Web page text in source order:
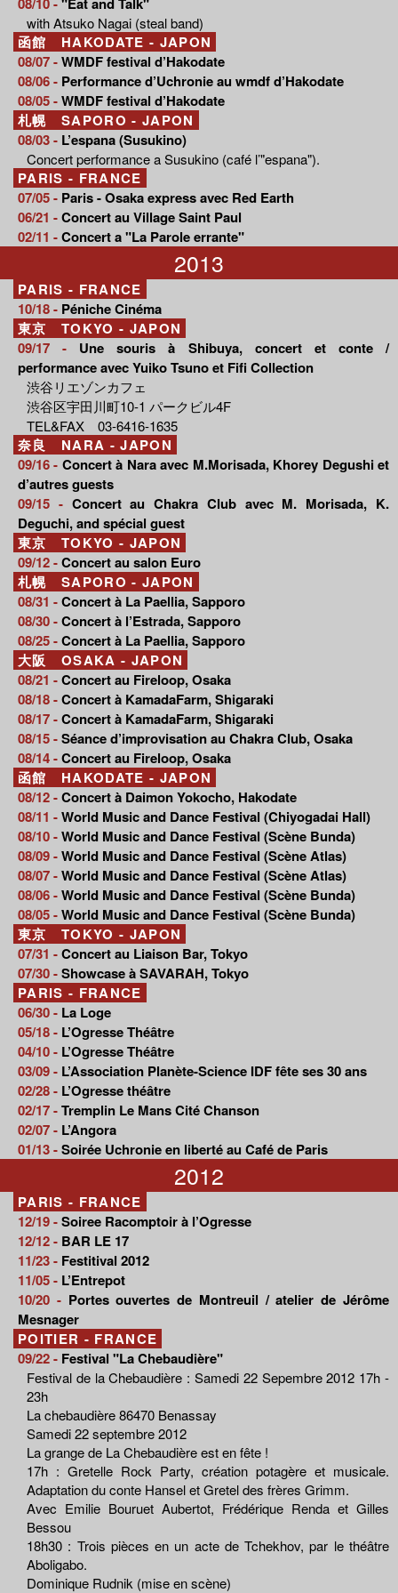
with Atsuko Nagai (steal band)
函館 HAKODATE - JAPON
08/07 -WMDF festival d’Hakodate
08/06 - Performance d’Uchronie au wmdf d’Hakodate
08/05 -WMDF festival d’Hakodate
札幌 SAPORO - JAPON
08/03 - L’espana (Susukino)
Concert performance a Susukino (café l’"espana").
PARIS - FRANCE
07/05 - Paris - Osaka express avec Red Earth
06/21 -Concert au Village Saint Paul
02/11 -Concert a "La Parole errante"
2013
PARIS - FRANCE
10/18 - Péniche Cinéma
東京 TOKYO - JAPON
09/17 - Une souris à Shibuya, concert et conte /
performance avec Yuiko Tsuno et Fifi Collection
渋谷リエゾンカフェ
渋谷区宇田川町10-1 パークビル4F
TEL&FAX 03-6416-1635
奈良 NARA - JAPON
09/16 - Concert à Nara avec M.Morisada, Khorey Degushi et
d’autres guests
09/15 - Concert au Chakra Club avec M. Morisada, K.
Deguchi, and spécial guest
東京 TOKYO - JAPON
09/12 -Concert au salon Euro
札幌 SAPORO - JAPON
08/31 -Concert à La Paellia, Sapporo
08/30 -Concert à l’Estrada, Sapporo
08/25 -Concert à La Paellia, Sapporo
大阪 OSAKA - JAPON
08/21 -Concert au Fireloop, Osaka
08/18 -Concert à KamadaFarm, Shigaraki
08/17 -Concert à KamadaFarm, Shigaraki
08/15 -Séance d’improvisation au Chakra Club, Osaka
08/14 -Concert au Fireloop, Osaka
函館 HAKODATE - JAPON
08/12 -Concert à Daimon Yokocho, Hakodate
08/11 -World Music and Dance Festival (Chiyogadai Hall)
08/10 -World Music and Dance Festival (Scène Bunda)
08/09 -World Music and Dance Festival (Scène Atlas)
08/07 -World Music and Dance Festival (Scène Atlas)
08/06 -World Music and Dance Festival (Scène Bunda)
08/05 -World Music and Dance Festival (Scène Bunda)
東京 TOKYO - JAPON
07/31 -Concert au Liaison Bar, Tokyo
07/30 -Showcase à SAVARAH, Tokyo
PARIS - FRANCE
06/30 - La Loge
05/18 - L’Ogresse Théâtre
04/10 - L’Ogresse Théâtre
03/09 - L’Association Planète-Science IDF fête ses 30 ans
02/28 - L’Ogresse théâtre
02/17 -Tremplin Le Mans Cité Chanson
02/07 - L’Angora
01/13 -Soirée Uchronie en liberté au Café de Paris
2012
PARIS - FRANCE
12/19 -Soiree Racomptoir à l’Ogresse
12/12 - BAR LE 17
11/23 - Festitival 2012
11/05 - L’Entrepot
10/20 - Portes ouvertes de Montreuil / atelier de Jérôme
Mesnager
POITIER - FRANCE
09/22 - Festival "La Chebaudière"
Festival de la Chebaudière : Samedi 22 Sepembre 2012 17h -
23h
La chebaudière 86470 Benassay
Samedi 22 septembre 2012
La grange de La Chebaudière est en fête !
17h : Gretelle Rock Party, création potagère et musicale.
Adaptation du conte Hansel et Gretel des frères Grimm.
Avec Emilie Bouruet Aubertot, Frédérique Renda et Gilles
Bessou
18h30 : Trois pièces en un acte de Tchekhov, par le théâtre
Aboligabo.
Dominique Rudnik (mise en scène)